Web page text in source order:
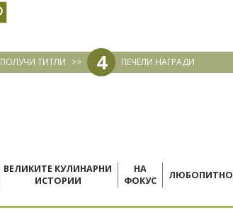
ПОЛУЧИ ТИТЛИ >> 4 ПЕЧЕЛИ НАГРАДИ
ВЕЛИКИТЕ КУЛИНАРНИ
ИСТОРИИ
НА
ФОКУС
ЛЮБОПИТНО